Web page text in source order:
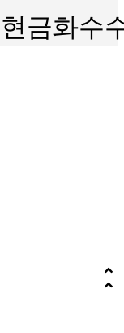
금화수